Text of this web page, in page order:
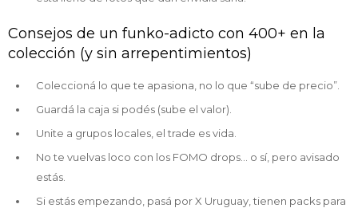
Consejos de un funko-adicto con 400+ en la
colección (y sin arrepentimientos)
Coleccioná lo que te apasiona, no lo que “sube de precio”.
Guardá la caja si podés (sube el valor).
Unite a grupos locales, el trade es vida.
No te vuelvas loco con los FOMO drops… o sí, pero avisado
estás.
Si estás empezando, pasá por X Uruguay, tienen packs para